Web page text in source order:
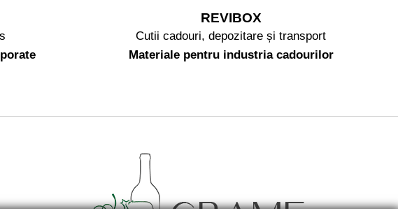
REVIBOX
Cutii cadouri, depozitare și transport
Materiale pentru industria cadourilor